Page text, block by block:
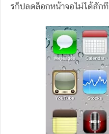
รก็ปลดล็อกหน้าจอไม่ได้สักที